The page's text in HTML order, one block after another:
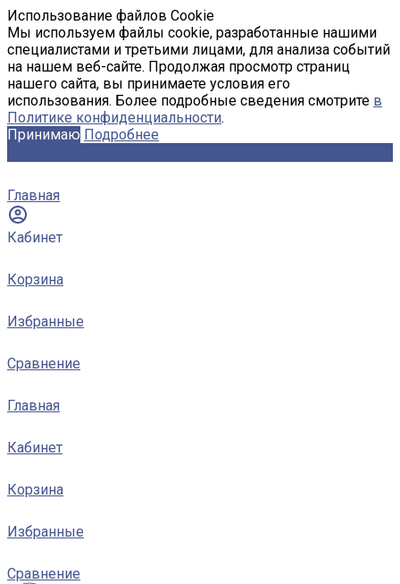
Использование файлов Cookie
Мы используем файлы cookie, разработанные нашими
специалистами и третьими лицами, для анализа событий
на нашем веб-сайте. Продолжая просмотр страниц
нашего сайта, вы принимаете условия его
использования. Более подробные сведения смотрите в
Политике конфиденциальности.
Принимаю Подробнее
Главная
Кабинет
Корзина
Избранные
Сравнение
Главная
Кабинет
Корзина
Избранные
Сравнение